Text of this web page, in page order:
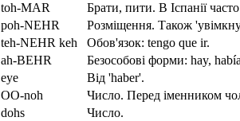
toh-MAR
Брати, пити. В Іспанії
poh-NEHR
Розміщення. Також
teh-NEHR keh
Обов'язок: tengo que ir.
ah-BEHR
Безособові форми: hay,
eye
Від 'haber'.
OO-noh
Число. Перед іменником
dohs
Число.